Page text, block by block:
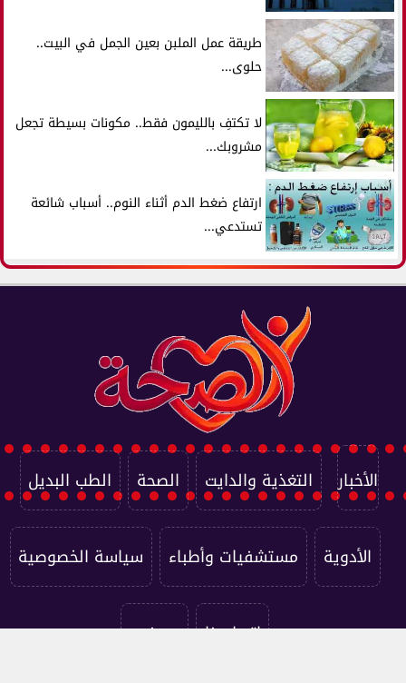
طريقة عمل الملبن بعين الجمل في البيت..
حلوى...
لا تكتفِ بالليمون فقط.. مكونات بسيطة تجعل
مشروبك...
ارتفاع ضغط الدم أثناء النوم.. أسباب شائعة
تستدعي...
الأخبار التغذية والدايت الصحة الطب البديل
الأدوية مستشفيات وأطباء سياسة الخصوصية
اتصل بنا من نحن